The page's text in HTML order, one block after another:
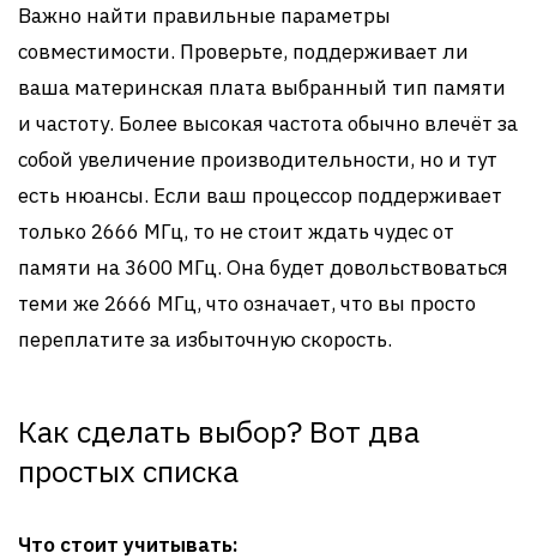
Важно найти правильные параметры
совместимости. Проверьте, поддерживает ли
ваша материнская плата выбранный тип памяти
и частоту. Более высокая частота обычно влечёт за
собой увеличение производительности, но и тут
есть нюансы. Если ваш процессор поддерживает
только 2666 МГц, то не стоит ждать чудес от
памяти на 3600 МГц. Она будет довольствоваться
теми же 2666 МГц, что означает, что вы просто
переплатите за избыточную скорость.
Как сделать выбор? Вот два
простых списка
Что стоит учитывать: